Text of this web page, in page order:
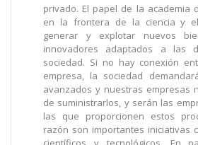
privado. El papel de la academia
en la frontera de la ciencia y
generar y explotar nuevos
innovadores adaptados a las
sociedad. Si no hay conexión
empresa, la sociedad
avanzados y nuestras empresas
de suministrarlos, y serán las
las que proporcionen estos
razón son importantes iniciativas